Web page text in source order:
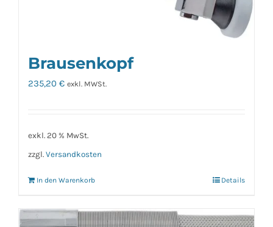
Brausenkopf
235,20 € exkl. MWSt.
exkl. 20 % MwSt.
zzgl. Versandkosten
In den Warenkorb Details